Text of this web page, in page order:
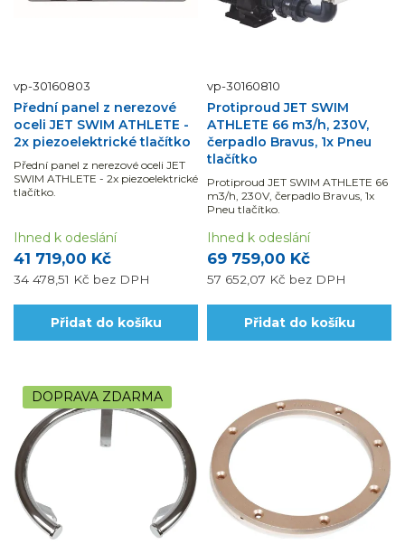
vp-30160803
Přední panel z nerezové
oceli JET SWIM ATHLETE -
2x piezoelektrické tlačítko
Přední panel z nerezové oceli JET
SWIM ATHLETE - 2x piezoelektrické
tlačítko.
41 719,00 Kč
34 478,51 Kč bez DPH
Ihned k odeslání
Přidat do košíku
vp-30160810
Protiproud JET SWIM
ATHLETE 66 m3/h, 230V,
čerpadlo Bravus, 1x Pneu
tlačítko
Protiproud JET SWIM ATHLETE 66
m3/h, 230V, čerpadlo Bravus, 1x
Pneu tlačítko.
69 759,00 Kč
57 652,07 Kč bez DPH
Ihned k odeslání
Přidat do košíku
DOPRAVA ZDARMA